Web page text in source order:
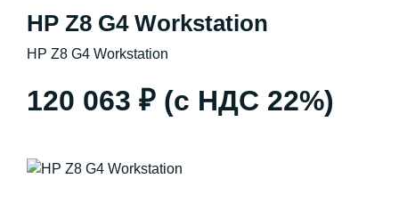
HP Z8 G4 Workstation
HP Z8 G4 Workstation
120 063 ₽ (с НДС 22%)